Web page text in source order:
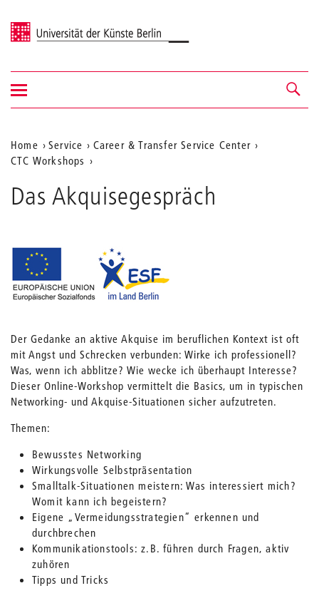
Universität der Künste Berlin
Navigation &
Suche
Navigation
ein-/ausblenden
Aktuelle
Position
auf
Home Service
Career & Transfer Service Center
CTC Workshops
Das Akquisegespräch
Der Gedanke an aktive Akquise im beruflichen Kontext ist oft
mit Angst und Schrecken verbunden: Wirke ich professionell?
Was, wenn ich abblitze? Wie wecke ich überhaupt Interesse?
Dieser Online-Workshop vermittelt die Basics, um in typischen
Networking- und Akquise-Situationen sicher aufzutreten.
Themen:
Bewusstes Networking
Wirkungsvolle Selbstpräsentation
Smalltalk-Situationen meistern: Was interessiert mich?
Womit kann ich begeistern?
Eigene „Vermeidungsstrategien“ erkennen und
durchbrechen
Kommunikationstools: z.B. führen durch Fragen, aktiv
zuhören
Tipps und Tricks